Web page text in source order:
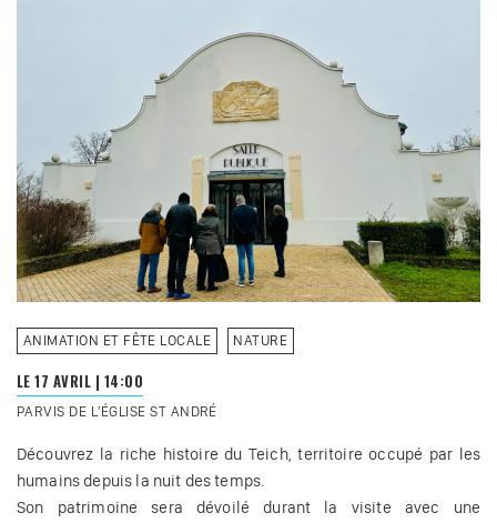
ANIMATION ET FÊTE LOCALE NATURE
LE 17 AVRIL | 14:00
PARVIS DE L'ÉGLISE ST ANDRÉ
Découvrez la riche histoire du Teich, territoire occupé par les
humains depuis la nuit des temps.
Son patrimoine sera dévoilé durant la visite avec une